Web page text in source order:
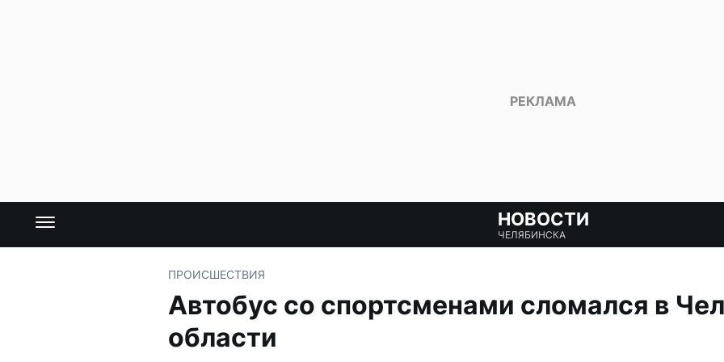
НОВОСТИ
ЧЕЛЯБИНСКА
ПРОИСШЕСТВИЯ
Автобус со спортсменами сломался в
области